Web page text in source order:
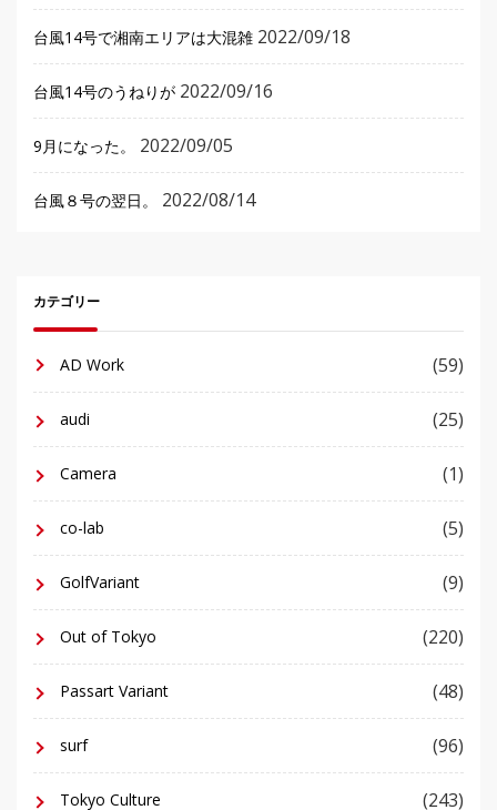
台風14号で湘南エリアは大混雑 2022/09/18
台風14号のうねりが 2022/09/16
9月になった。 2022/09/05
台風８号の翌日。 2022/08/14
カテゴリー
AD Work (59)
audi (25)
Camera (1)
co-lab (5)
GolfVariant (9)
Out of Tokyo (220)
Passart Variant (48)
surf (96)
Tokyo Culture (243)